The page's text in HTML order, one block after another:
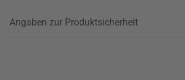
Angaben zur Produktsicherheit